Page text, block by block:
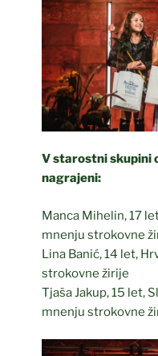
V starostni skupini
nagrajeni:
Manca Mihelin, 17
mnenju strokovne
Lina Banić, 14 let,
strokovne žirije
Tjaša Jakup, 15 let,
mnenju strokovne